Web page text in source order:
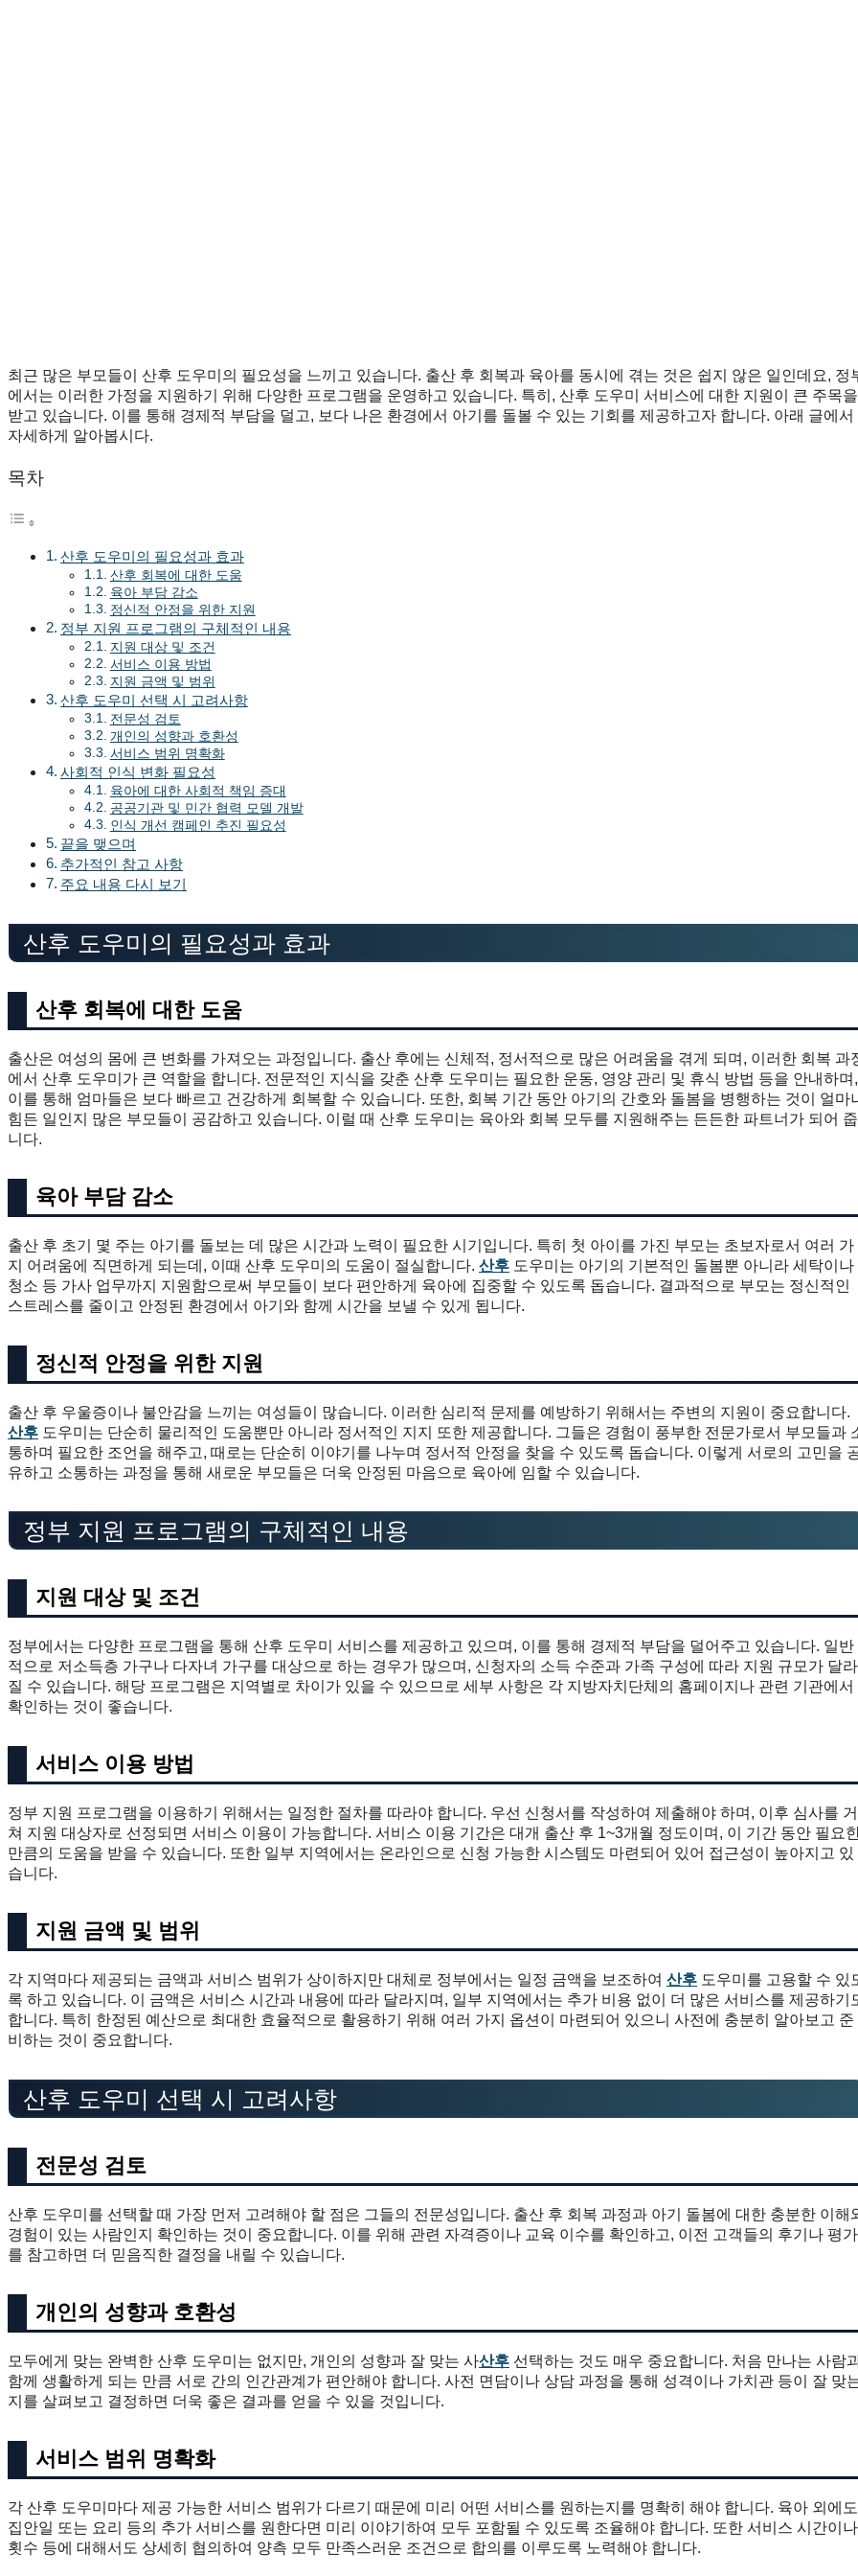
최근 많은 부모들이 산후 도우미의 필요성을 느끼고 있습니다. 출산 후 회복과 육아를 동시에 겪는 것은 쉽지 않은 일인데요, 정
에서는 이러한 가정을 지원하기 위해 다양한 프로그램을 운영하고 있습니다. 특히, 산후 도우미 서비스에 대한 지원이 큰 주목을
받고 있습니다. 이를 통해 경제적 부담을 덜고, 보다 나은 환경에서 아기를 돌볼 수 있는 기회를 제공하고자 합니다. 아래 글에서
자세하게 알아봅시다.
목차
산후 도우미의 필요성과 효과
산후 회복에 대한 도움
육아 부담 감소
정신적 안정을 위한 지원
정부 지원 프로그램의 구체적인 내용
지원 대상 및 조건
서비스 이용 방법
지원 금액 및 범위
산후 도우미 선택 시 고려사항
전문성 검토
개인의 성향과 호환성
서비스 범위 명확화
사회적 인식 변화 필요성
육아에 대한 사회적 책임 증대
공공기관 및 민간 협력 모델 개발
인식 개선 캠페인 추진 필요성
끝을 맺으며
추가적인 참고 사항
주요 내용 다시 보기
산후 도우미의 필요성과 효과
산후 회복에 대한 도움
출산은 여성의 몸에 큰 변화를 가져오는 과정입니다. 출산 후에는 신체적, 정서적으로 많은 어려움을 겪게 되며, 이러한 회복 과
에서 산후 도우미가 큰 역할을 합니다. 전문적인 지식을 갖춘 산후 도우미는 필요한 운동, 영양 관리 및 휴식 방법 등을 안내하며,
이를 통해 엄마들은 보다 빠르고 건강하게 회복할 수 있습니다. 또한, 회복 기간 동안 아기의 간호와 돌봄을 병행하는 것이 얼마
힘든 일인지 많은 부모들이 공감하고 있습니다. 이럴 때 산후 도우미는 육아와 회복 모두를 지원해주는 든든한 파트너가 되어 줍
니다.
육아 부담 감소
출산 후 초기 몇 주는 아기를 돌보는 데 많은 시간과 노력이 필요한 시기입니다. 특히 첫 아이를 가진 부모는 초보자로서 여러 가
지 어려움에 직면하게 되는데, 이때 산후 도우미의 도움이 절실합니다. 산후 도우미는 아기의 기본적인 돌봄뿐 아니라 세탁이나
청소 등 가사 업무까지 지원함으로써 부모들이 보다 편안하게 육아에 집중할 수 있도록 돕습니다. 결과적으로 부모는 정신적인
스트레스를 줄이고 안정된 환경에서 아기와 함께 시간을 보낼 수 있게 됩니다.
정신적 안정을 위한 지원
출산 후 우울증이나 불안감을 느끼는 여성들이 많습니다. 이러한 심리적 문제를 예방하기 위해서는 주변의 지원이 중요합니다.
산후 도우미는 단순히 물리적인 도움뿐만 아니라 정서적인 지지 또한 제공합니다. 그들은 경험이 풍부한 전문가로서 부모들과
통하며 필요한 조언을 해주고, 때로는 단순히 이야기를 나누며 정서적 안정을 찾을 수 있도록 돕습니다. 이렇게 서로의 고민을
유하고 소통하는 과정을 통해 새로운 부모들은 더욱 안정된 마음으로 육아에 임할 수 있습니다.
정부 지원 프로그램의 구체적인 내용
지원 대상 및 조건
정부에서는 다양한 프로그램을 통해 산후 도우미 서비스를 제공하고 있으며, 이를 통해 경제적 부담을 덜어주고 있습니다. 일반
적으로 저소득층 가구나 다자녀 가구를 대상으로 하는 경우가 많으며, 신청자의 소득 수준과 가족 구성에 따라 지원 규모가 달라
질 수 있습니다. 해당 프로그램은 지역별로 차이가 있을 수 있으므로 세부 사항은 각 지방자치단체의 홈페이지나 관련 기관에서
확인하는 것이 좋습니다.
서비스 이용 방법
정부 지원 프로그램을 이용하기 위해서는 일정한 절차를 따라야 합니다. 우선 신청서를 작성하여 제출해야 하며, 이후 심사를 거
쳐 지원 대상자로 선정되면 서비스 이용이 가능합니다. 서비스 이용 기간은 대개 출산 후 1~3개월 정도이며, 이 기간 동안 필요
만큼의 도움을 받을 수 있습니다. 또한 일부 지역에서는 온라인으로 신청 가능한 시스템도 마련되어 있어 접근성이 높아지고 있
습니다.
지원 금액 및 범위
각 지역마다 제공되는 금액과 서비스 범위가 상이하지만 대체로 정부에서는 일정 금액을 보조하여 산후 도우미를 고용할 수 있
록 하고 있습니다. 이 금액은 서비스 시간과 내용에 따라 달라지며, 일부 지역에서는 추가 비용 없이 더 많은 서비스를 제공하기
합니다. 특히 한정된 예산으로 최대한 효율적으로 활용하기 위해 여러 가지 옵션이 마련되어 있으니 사전에 충분히 알아보고 준
비하는 것이 중요합니다.
산후 도우미 선택 시 고려사항
전문성 검토
산후 도우미를 선택할 때 가장 먼저 고려해야 할 점은 그들의 전문성입니다. 출산 후 회복 과정과 아기 돌봄에 대한 충분한 이해
경험이 있는 사람인지 확인하는 것이 중요합니다. 이를 위해 관련 자격증이나 교육 이수를 확인하고, 이전 고객들의 후기나 평가
를 참고하면 더 믿음직한 결정을 내릴 수 있습니다.
개인의 성향과 호환성
모두에게 맞는 완벽한 산후 도우미는 없지만, 개인의 성향과 잘 맞는 사산후 선택하는 것도 매우 중요합니다. 처음 만나는 사람
함께 생활하게 되는 만큼 서로 간의 인간관계가 편안해야 합니다. 사전 면담이나 상담 과정을 통해 성격이나 가치관 등이 잘 맞
지를 살펴보고 결정하면 더욱 좋은 결과를 얻을 수 있을 것입니다.
서비스 범위 명확화
각 산후 도우미마다 제공 가능한 서비스 범위가 다르기 때문에 미리 어떤 서비스를 원하는지를 명확히 해야 합니다. 육아 외에도
집안일 또는 요리 등의 추가 서비스를 원한다면 미리 이야기하여 모두 포함될 수 있도록 조율해야 합니다. 또한 서비스 시간이나
횟수 등에 대해서도 상세히 협의하여 양측 모두 만족스러운 조건으로 합의를 이루도록 노력해야 합니다.